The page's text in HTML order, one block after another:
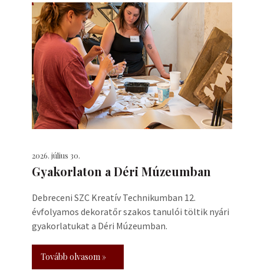
2026. július 30.
Gyakorlaton a Déri Múzeumban
Debreceni SZC Kreatív Technikumban 12.
évfolyamos dekoratőr szakos tanulói töltik nyári
gyakorlatukat a Déri Múzeumban.
Tovább olvasom »